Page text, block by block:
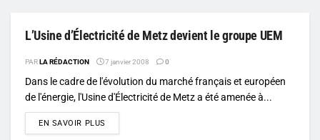
L’Usine d’Électricité de Metz devient le groupe UEM
PARLA RÉDACTION 7 janvier 2008 0
Dans le cadre de l'évolution du marché français et européen
de l'énergie, l'Usine d'Électricité de Metz a été amenée à...
EN SAVOIR PLUS